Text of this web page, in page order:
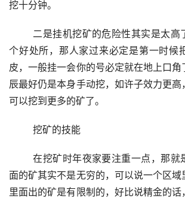
挖十分钟。
个好处所，那人家过来必定是第一时候
皮，一般挂一会你的号必定就在地上口
辰最好仍是本身手动挖，如许子效力更高
可以挖到更多的矿了。
	挖矿的技能
在挖矿时年夜家要注重一点，那就
面的矿其实不是无穷的，可以说一个区
里面出的矿是有限制的，好比说精金的